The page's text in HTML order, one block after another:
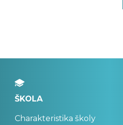
ŠKOLA
Charakteristika školy